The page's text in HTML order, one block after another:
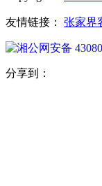
友情链接： 张家界
湘公网安备
分享到：